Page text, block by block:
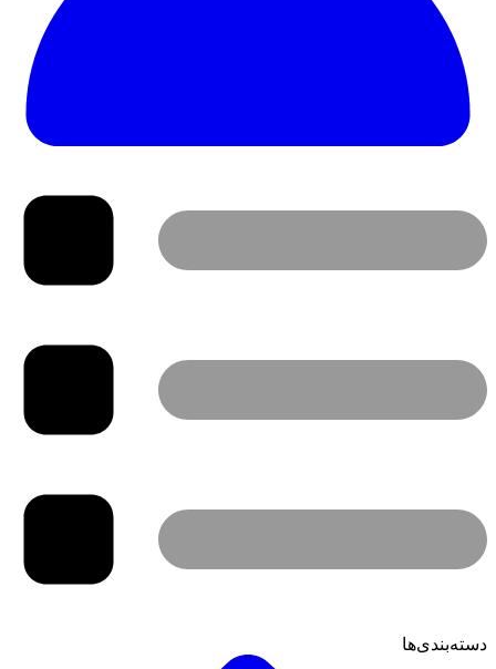
دسته‌بندی‌ها